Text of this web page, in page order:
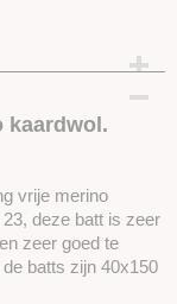
kaardwol.
vrije merino
deze batt is zeer
zeer goed te
batts zijn 40x150